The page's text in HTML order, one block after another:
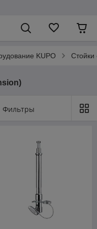
KUPO Стойки
Фильтры